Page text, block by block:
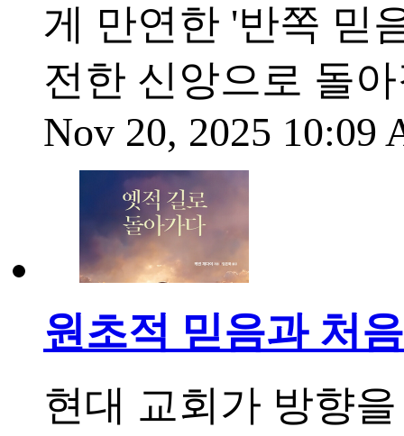
게 만연한 '반쪽 믿
전한 신앙으로 돌
Nov 20, 2025 10:09
원초적 믿음과 처
현대 교회가 방향